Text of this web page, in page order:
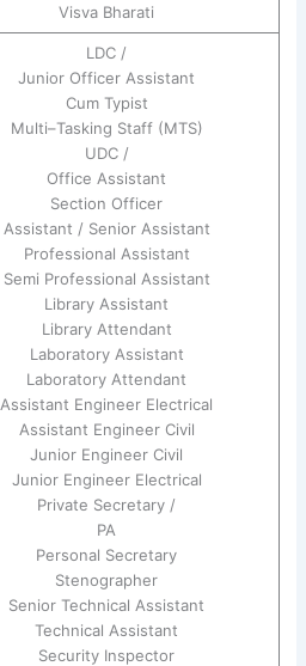
Visva Bharati
LDC /
Junior Officer Assistant
Cum Typist
Multi–Tasking Staff (MTS)
UDC /
Office Assistant
Section Officer
Assistant / Senior Assistant
Professional Assistant
Semi Professional Assistant
Library Assistant
Library Attendant
Laboratory Assistant
Laboratory Attendant
Assistant Engineer Electrical
Assistant Engineer Civil
Junior Engineer Civil
Junior Engineer Electrical
Private Secretary /
PA
Personal Secretary
Stenographer
Senior Technical Assistant
Technical Assistant
Security Inspector